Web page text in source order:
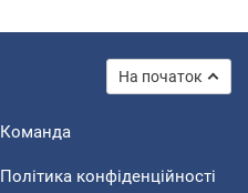
На початок
Команда
Політика конфіденційності